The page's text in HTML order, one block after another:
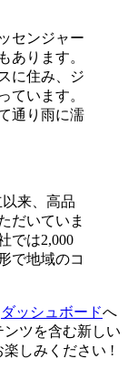
センジャー
あります。
に住み、ジ
ています。
通り雨に濡
来、高品
だいていま
では2,000
で地域のコ
ダッシュボードへ
ツを含む新しい
しみください !